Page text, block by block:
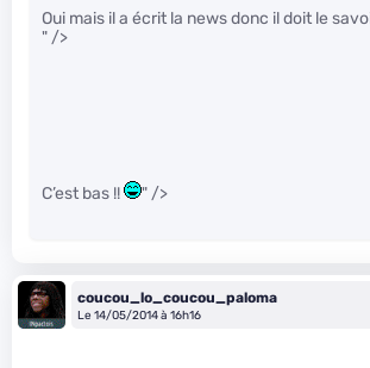
Oui mais il a écrit la news donc il doit le
" />
C’est bas !! " />
coucou_lo_coucou_paloma
Le 14/05/2014 à 16h16